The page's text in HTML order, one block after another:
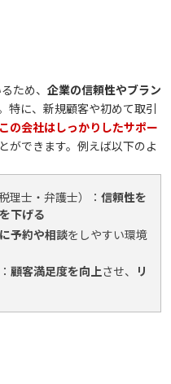
ため、 企業の信頼性やブラン
特に、新規顧客や初めて取引
この会社はしっかりしたサポー
ができます。例えば以下のよ
理士・弁護士）： 信頼性を
下げる
予約や相談をしやすい環境
顧客満足度を向上させ、 リ